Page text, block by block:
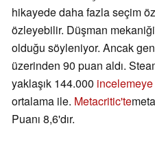
hikayede daha fazla seçim
özleyebilir. Düşman
olduğu söyleniyor. Ancak
üzerinden 90 puan aldı.
yaklaşık 144.000
ortalama ile. Metacritic'te
Puanı 8,6'dır.